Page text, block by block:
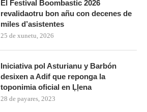
El Festival Boombastic 2026
revalidaotru bon añu con decenes de
miles d’asistentes
25 de xunetu, 2026
Iniciativa pol Asturianu y Barbón
desixen a Adif que reponga la
toponimia oficial en Ḷḷena
28 de payares, 2023